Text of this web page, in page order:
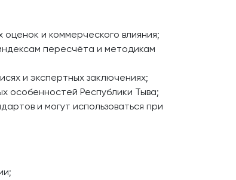
и коммерческого влияния;
пересчёта и методикам
и экспертных заключениях;
особенностей Республики Тыва;
и могут использоваться при